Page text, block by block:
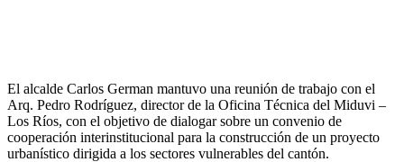
El alcalde Carlos German mantuvo una reunión de trabajo con el
Arq. Pedro Rodríguez, director de la Oficina Técnica del Miduvi –
Los Ríos, con el objetivo de dialogar sobre un convenio de
cooperación interinstitucional para la construcción de un proyecto
urbanístico dirigida a los sectores vulnerables del cantón.